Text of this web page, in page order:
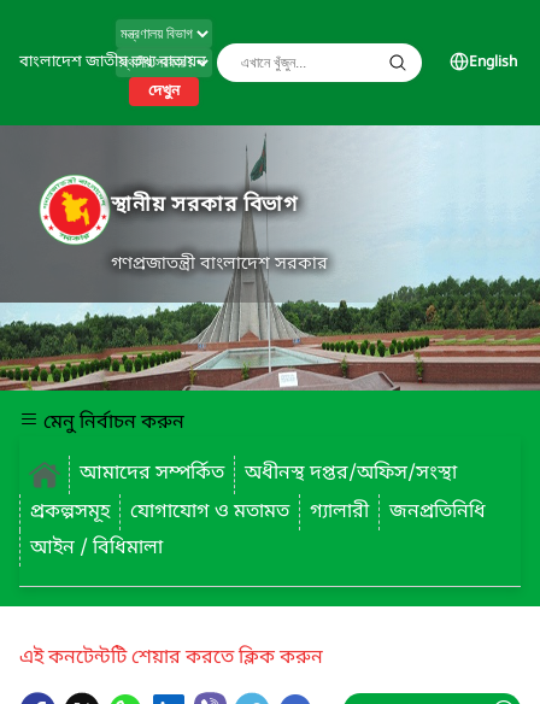
বাংলাদেশ জাতীয় তথ্য বাতায়ন
দেখুন
English
স্থানীয় সরকার বিভাগ
গণপ্রজাতন্ত্রী বাংলাদেশ সরকার
মেনু নির্বাচন করুন
আমাদের সম্পর্কিত
অধীনস্থ দপ্তর/অফিস/সংস্থা
প্রকল্পসমূহ
যোগাযোগ ও মতামত গ্যালারী
জনপ্রতিনিধি
আইন / বিধিমালা
এই কনটেন্টটি শেয়ার করতে ক্লিক করুন